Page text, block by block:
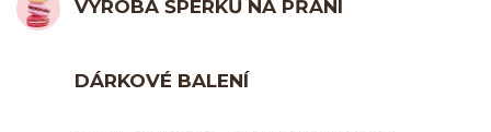
VÝROBA ŠPERKŮ NA PŘÁNÍ
DÁRKOVÉ BALENÍ